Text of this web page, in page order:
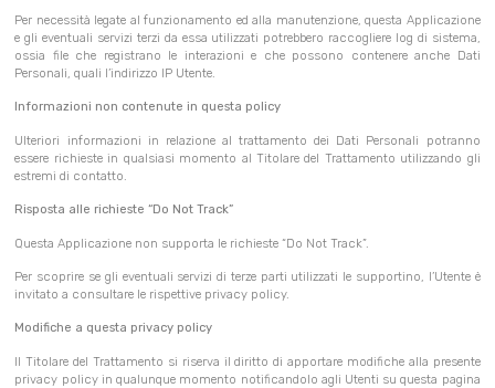
Per necessità legate al funzionamento ed alla manutenzione, questa Applicazione
e gli eventuali servizi terzi da essa utilizzati potrebbero raccogliere log di sistema,
ossia file che registrano le interazioni e che possono contenere anche Dati
Personali, quali l’indirizzo IP Utente.
Informazioni non contenute in questa policy
Ulteriori informazioni in relazione al trattamento dei Dati Personali potranno
essere richieste in qualsiasi momento al Titolare del Trattamento utilizzando gli
estremi di contatto.
Risposta alle richieste “Do Not Track”
Questa Applicazione non supporta le richieste “Do Not Track”.
Per scoprire se gli eventuali servizi di terze parti utilizzati le supportino, l’Utente è
invitato a consultare le rispettive privacy policy.
Modifiche a questa privacy policy
Il Titolare del Trattamento si riserva il diritto di apportare modifiche alla presente
privacy policy in qualunque momento notificandolo agli Utenti su questa pagina